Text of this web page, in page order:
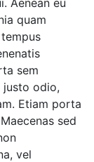
Aenean eu
quam
sem
justo odio,
Etiam porta
sed
vel